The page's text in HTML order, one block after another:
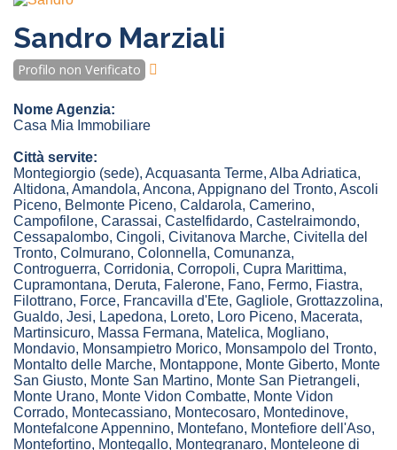
Sandro Marziali
Profilo non Verificato
Nome Agenzia:
Casa Mia Immobiliare
Città servite:
Montegiorgio (sede), Acquasanta Terme, Alba Adriatica,
Altidona, Amandola, Ancona, Appignano del Tronto, Ascoli
Piceno, Belmonte Piceno, Caldarola, Camerino,
Campofilone, Carassai, Castelfidardo, Castelraimondo,
Cessapalombo, Cingoli, Civitanova Marche, Civitella del
Tronto, Colmurano, Colonnella, Comunanza,
Controguerra, Corridonia, Corropoli, Cupra Marittima,
Cupramontana, Deruta, Falerone, Fano, Fermo, Fiastra,
Filottrano, Force, Francavilla d'Ete, Gagliole, Grottazzolina,
Gualdo, Jesi, Lapedona, Loreto, Loro Piceno, Macerata,
Martinsicuro, Massa Fermana, Matelica, Mogliano,
Mondavio, Monsampietro Morico, Monsampolo del Tronto,
Montalto delle Marche, Montappone, Monte Giberto, Monte
San Giusto, Monte San Martino, Monte San Pietrangeli,
Monte Urano, Monte Vidon Combatte, Monte Vidon
Corrado, Montecassiano, Montecosaro, Montedinove,
Montefalcone Appennino, Montefano, Montefiore dell'Aso,
Montefortino, Montegallo, Montegranaro, Monteleone di